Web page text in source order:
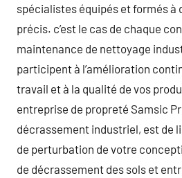
spécialistes équipés et formés à
précis. c’est le cas de chaque
maintenance de nettoyage
participent à l’amélioration
travail et à la qualité de vos
entreprise de propreté Samsic
décrassement industriel, est de
de perturbation de votre
de décrassement des sols et